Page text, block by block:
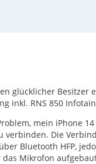
glücklicher Besitzer
inkl. RNS 850
mein iPhone
verbinden. Die
Bluetooth HFP,
Mikrofon